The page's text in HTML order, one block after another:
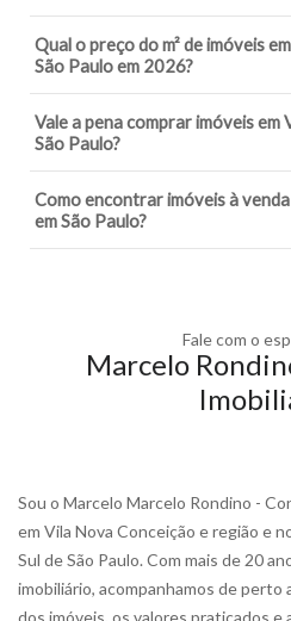
Qual o preço do m² de imóveis
São Paulo em 2026?
Vale a pena comprar imóveis em
São Paulo?
Como encontrar imóveis à
em São Paulo?
Fale com o
Marcelo
Sou o Marcelo Marcelo Rondino -
em Vila Nova Conceição e região e
Sul de São Paulo. Com mais de 20
imobiliário, acompanhamos de perto
dos imóveis, os valores praticados